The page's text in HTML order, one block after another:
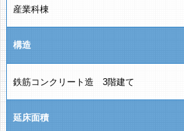
産業科棟
構造
鉄筋コンクリート造 3階建て
延床面積